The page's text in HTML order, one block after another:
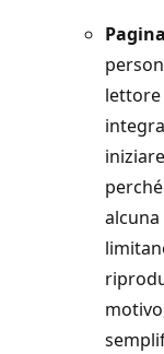
lettore